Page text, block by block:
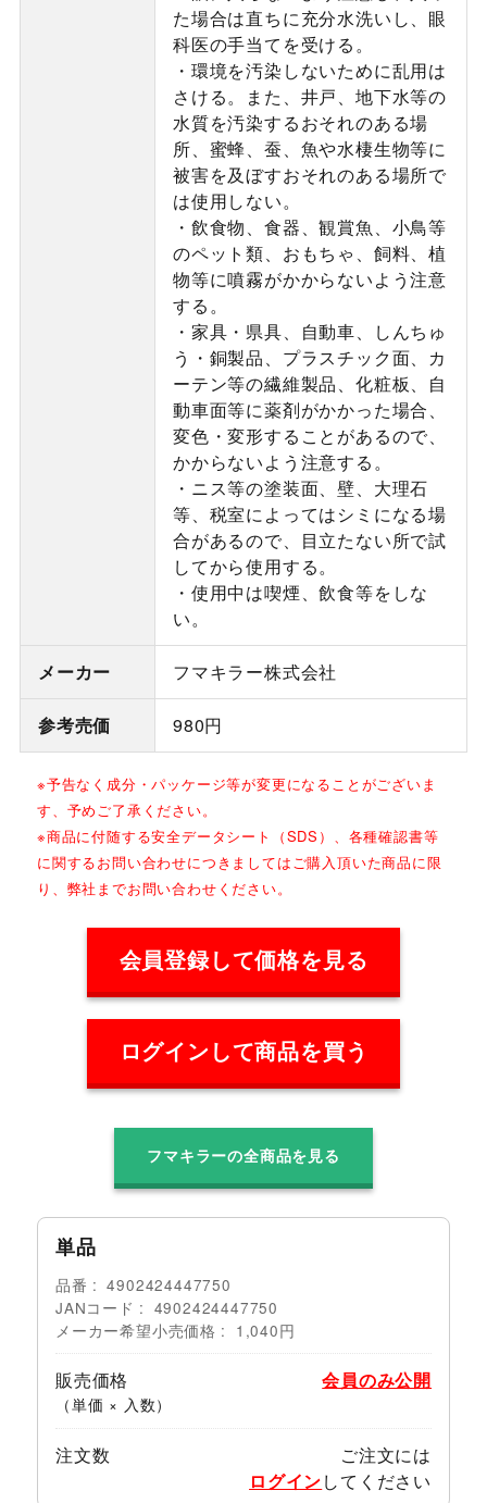
た場合は直ちに充分水洗いし、眼
科医の手当てを受ける。
・環境を汚染しないために乱用は
さける。また、井戸、地下水等の
水質を汚染するおそれのある場
所、蜜蜂、蚕、魚や水棲生物等に
被害を及ぼすおそれのある場所で
は使用しない。
・飲食物、食器、観賞魚、小鳥等
のペット類、おもちゃ、飼料、植
物等に噴霧がかからないよう注意
する。
・家具・県具、自動車、しんちゅ
う・銅製品、プラスチック面、カ
ーテン等の繊維製品、化粧板、自
動車面等に薬剤がかかった場合、
変色・変形することがあるので、
かからないよう注意する。
・ニス等の塗装面、壁、大理石
等、税室によってはシミになる場
合があるので、目立たない所で試
してから使用する。
・使用中は喫煙、飲食等をしな
い。
メーカー フマキラー株式会社
参考売価 980円
※予告なく成分・パッケージ等が変更になることがございま
す、予めご了承ください。
※商品に付随する安全データシート（SDS）、各種確認書等
に関するお問い合わせにつきましてはご購入頂いた商品に限
り、弊社までお問い合わせください。
会員登録して価格を見る
ログインして商品を買う
フマキラーの全商品を見る
単品
品番
4902424447750
JANコード
4902424447750
メーカー希望小売価格
1,040円
販売価格
（単価 × 入数）
会員のみ公開
注文数
ご注文には
ログインしてください